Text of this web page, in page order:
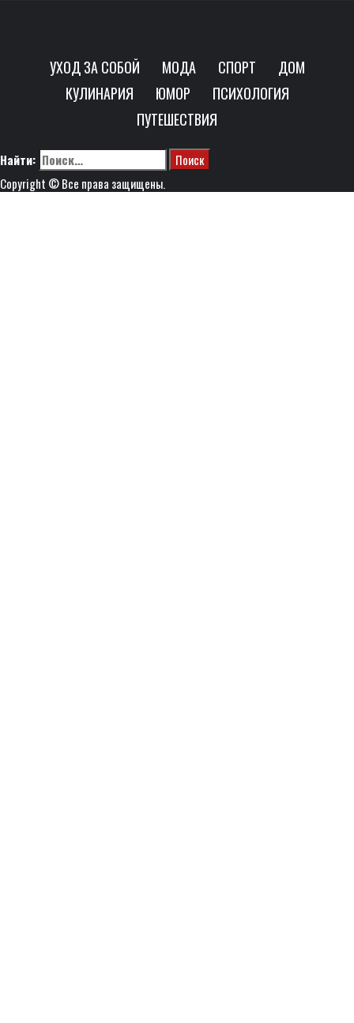
УХОД ЗА СОБОЙ МОДА СПОРТ
ДОМ
КУЛИНАРИЯ
ЮМОР
ПСИХОЛОГИЯ
ПУТЕШЕСТВИЯ
Найти:
Copyright © Все права защищены.